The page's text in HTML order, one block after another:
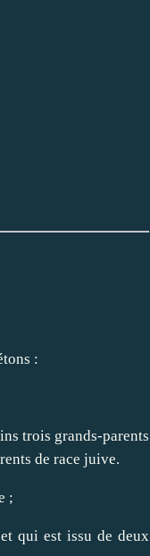
:
trois grands-parents
de race juive.
;
qui est issu de deux